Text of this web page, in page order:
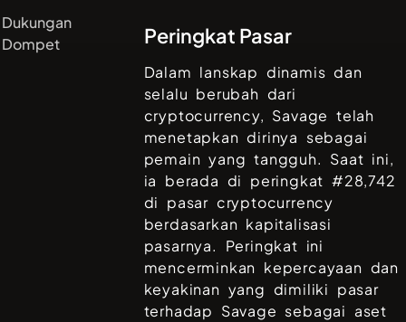
Dukungan
Dompet
Peringkat Pasar
Dalam lanskap dinamis dan
selalu berubah dari
cryptocurrency, Savage telah
menetapkan dirinya sebagai
pemain yang tangguh. Saat ini,
ia berada di peringkat #28,742
di pasar cryptocurrency
berdasarkan kapitalisasi
pasarnya. Peringkat ini
mencerminkan kepercayaan dan
keyakinan yang dimiliki pasar
terhadap Savage sebagai aset